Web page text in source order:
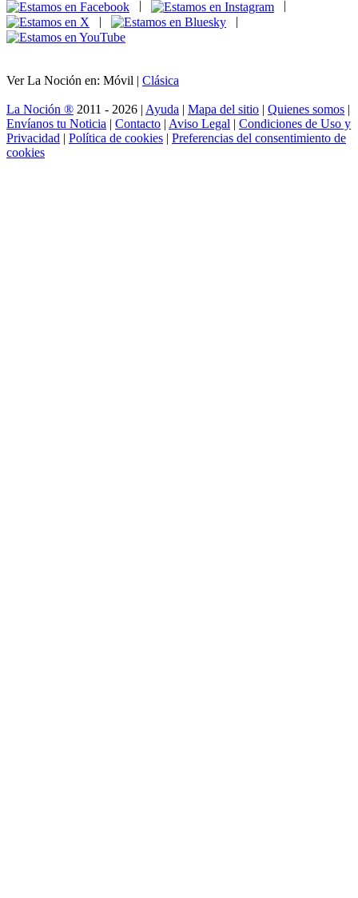
|
|
Ver La Noción en: Móvil | Clásica
La Noción ® 2011 - 2026 | Ayuda | Mapa del sitio | Quienes somos |
Envíanos tu Noticia | Contacto | Aviso Legal | Condiciones de Uso y
Privacidad | Política de cookies | Preferencias del consentimiento de
cookies